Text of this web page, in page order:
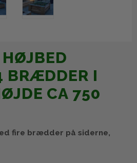
HØJBED
BRÆDDER I
CA 750
fire brædder på siderne,